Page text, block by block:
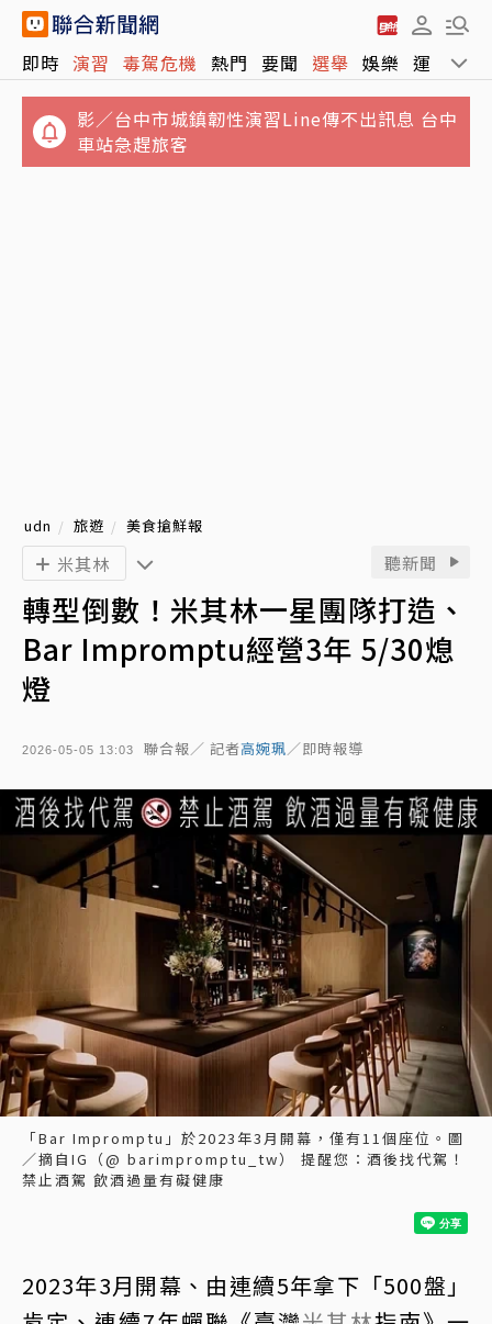
即時 演習 毒駕危機 熱門 要聞 選舉 娛樂 運動 全
影／台中市城鎮韌性演習Line傳不出訊息 台中
日媒爆料習近平1罕見舉動！令歐美外賓意外
真正矛頭指向美國
udn 旅遊 美食搶鮮報
聽新聞
轉型倒數！米其林一星團隊打造、
Bar Impromptu經營3年 5/30熄
燈
2026-05-05 13:03 聯合報／ 記者高婉珮／即時報導
米其林
「Bar Impromptu」於2023年3月開幕，僅有11個座位。圖
／摘自IG（@ barimpromptu_tw） 提醒您：酒後找代駕！
禁止酒駕 飲酒過量有礙健康
2023年3月開幕、由連續5年拿下「500盤」